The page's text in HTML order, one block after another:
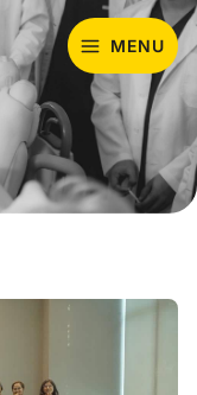
MENU